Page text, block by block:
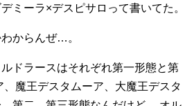
ミーラ×デスピサロって書いてた。
からんぜ…。
ドラースはそれぞれ第一形態と第
、魔王デスタムーア、大魔王デスタ